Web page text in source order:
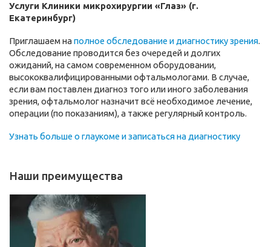
Услуги Клиники микрохирургии «Глаз» (г.
Екатеринбург)
Приглашаем на полное обследование и диагностику зрения.
Обследование проводится без очередей и долгих
ожиданий, на самом современном оборудовании,
высококвалифицированными офтальмологами. В случае,
если вам поставлен диагноз того или иного заболевания
зрения, офтальмолог назначит всё необходимое лечение,
операции (по показаниям), а также регулярный контроль.
Узнать больше о глаукоме и записаться на диагностику
Наши преимущества